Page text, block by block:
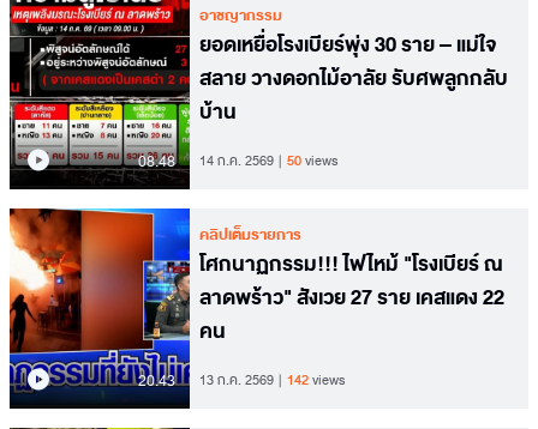
08.48
อาชญากรรม
ยอดเหยื่อโรงเบียร์พุ่ง 30 ราย – แม่ใจ
สลาย วางดอกไม้อาลัย รับศพลูกกลับ
บ้าน
14 ก.ค. 2569 50views
20.43
คลิปเต็มรายการ
โศกนาฏกรรม!!! ไฟไหม้ "โรงเบียร์ ณ
ลาดพร้าว" สังเวย 27 ราย เคสแดง 22
คน
13 ก.ค. 2569 142views